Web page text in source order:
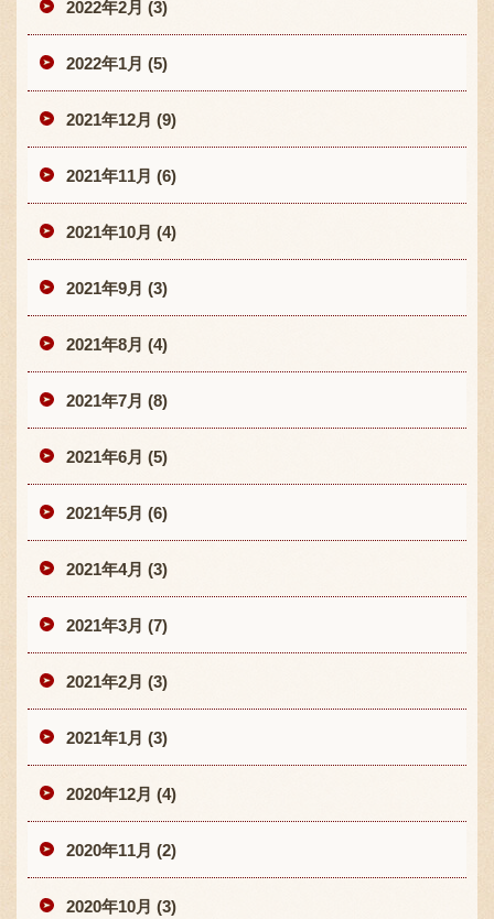
2022年2月 (3)
2022年1月 (5)
2021年12月 (9)
2021年11月 (6)
2021年10月 (4)
2021年9月 (3)
2021年8月 (4)
2021年7月 (8)
2021年6月 (5)
2021年5月 (6)
2021年4月 (3)
2021年3月 (7)
2021年2月 (3)
2021年1月 (3)
2020年12月 (4)
2020年11月 (2)
2020年10月 (3)